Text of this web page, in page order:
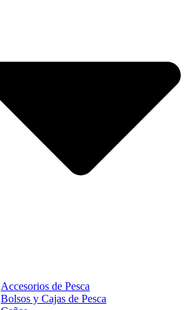
Accesorios de Pesca
Bolsos y Cajas de Pesca